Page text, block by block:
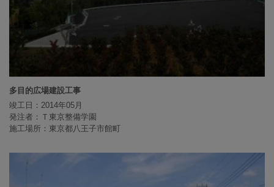
多目的広場建設工事
竣工日：2014年05月
発注者：Ｔ東京整備学園
施工場所：東京都八王子市館町